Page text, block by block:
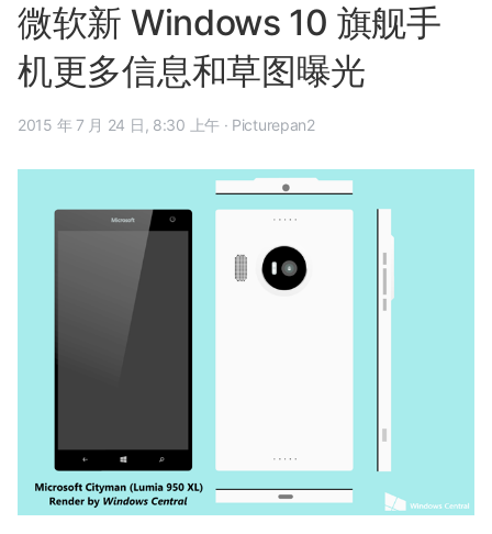
微软新 Windows 10 旗舰手
机更多信息和草图曝光
2015 年 7 月 24 日, 8:30 上午 · Picturepan2